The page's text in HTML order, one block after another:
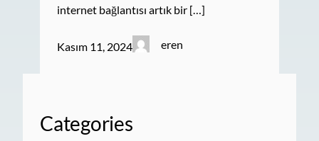
internet bağlantısı artık bir […]
Kasım 11, 2024 eren
Categories